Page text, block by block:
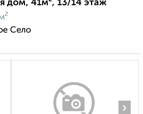
дом, 41м², 13/14 этаж
Село
›